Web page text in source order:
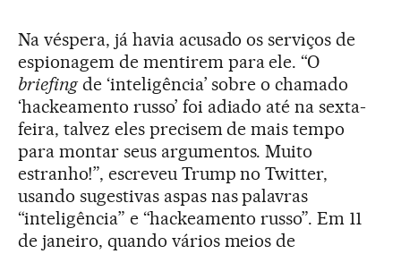
Na véspera, já havia acusado os serviços de
espionagem de mentirem para ele. “O
briefingde ‘inteligência’ sobre o chamado
‘hackeamento russo’ foi adiado até na sexta-
feira, talvez eles precisem de mais tempo
para montar seus argumentos. Muito
estranho!”, escreveu Trump no Twitter,
usando sugestivas aspas nas palavras
“inteligência” e “hackeamento russo”. Em 11
de janeiro, quando vários meios de